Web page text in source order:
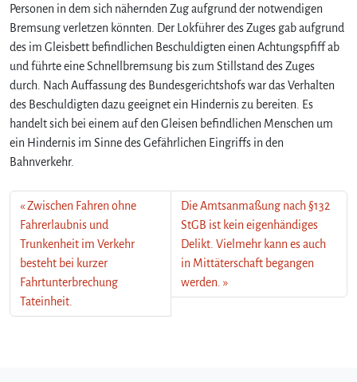
Personen in dem sich nähernden Zug aufgrund der notwendigen
Bremsung verletzen könnten. Der Lokführer des Zuges gab aufgrund
des im Gleisbett befindlichen Beschuldigten einen Achtungspfiff ab
und führte eine Schnellbremsung bis zum Stillstand des Zuges
durch. Nach Auffassung des Bundesgerichtshofs war das Verhalten
des Beschuldigten dazu geeignet ein Hindernis zu bereiten. Es
handelt sich bei einem auf den Gleisen befindlichen Menschen um
ein Hindernis im Sinne des Gefährlichen Eingriffs in den
Bahnverkehr.
Zwischen Fahren ohne
Fahrerlaubnis und
Trunkenheit im Verkehr
besteht bei kurzer
Fahrtunterbrechung
Tateinheit.
Die Amtsanmaßung nach §132
StGB ist kein eigenhändiges
Delikt. Vielmehr kann es auch
in Mittäterschaft begangen
werden.